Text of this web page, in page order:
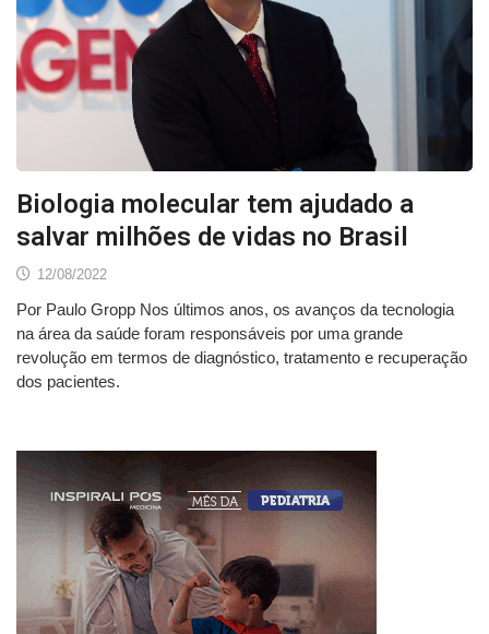
Biologia molecular tem ajudado a
salvar milhões de vidas no Brasil
12/08/2022
Por Paulo Gropp Nos últimos anos, os avanços da tecnologia
na área da saúde foram responsáveis por uma grande
revolução em termos de diagnóstico, tratamento e recuperação
dos pacientes.